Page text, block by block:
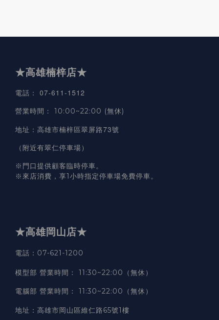
★高雄楠梓店★
電話 ： 07-611-1512
營業時間 ： 10:00~22:00 (無休)
地址 ： 高雄市楠梓區翠屏路73號
（附近有翠仁停車場）
※門口提供顧客臨時停車。
※來店消費，享1小時指定停車場免費停車。
★高雄岡山店★
電話：07-621-1200
模型部 營業時間 ： 11:30~22:00（無休）
電腦部 營業時間 ： 11:30~22:00（無休）
地址 ： 高雄市岡山區維仁路65號1樓